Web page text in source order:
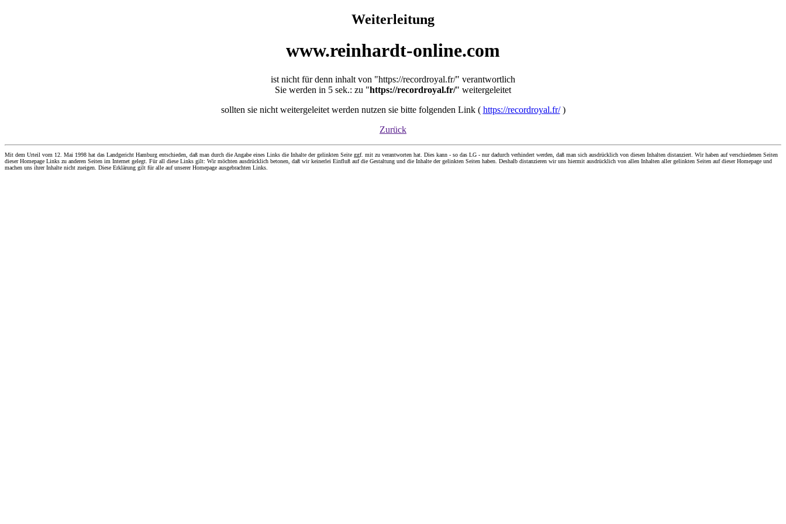
Weiterleitung
www.reinhardt-online.com
ist nicht für denn inhalt von "https://recordroyal.fr/" verantwortlich
Sie werden in 5 sek.: zu "https://recordroyal.fr/" weitergeleitet
sollten sie nicht weitergeleitet werden nutzen sie bitte folgenden Link ( https://recordroyal.fr/)
Zurück
Mit dem Urteil vom 12. Mai 1998 hat das Landgericht Hamburg entschieden, daß man durch die Angabe eines Links die Inhalte der gelinkten Seite ggf. mit zu verantworten hat. Dies kann - so das LG - nur dadurch verhindert werden, daß man sich ausdrücklich von diesen Inhalten distanziert. Wir haben auf verschiedenen Seiten
dieser Homepage Links zu anderen Seiten im Internet gelegt. Für all diese Links gilt: Wir möchten ausdrücklich betonen, daß wir keinerlei Einfluß auf die Gestaltung und die Inhalte der gelinkten Seiten haben. Deshalb distanzieren wir uns hiermit ausdrücklich von allen Inhalten aller gelinkten Seiten auf dieser Homepage und
machen uns ihrer Inhalte nicht zueigen. Diese Erklärung gilt für alle auf unserer Homepage ausgebrachten Links.